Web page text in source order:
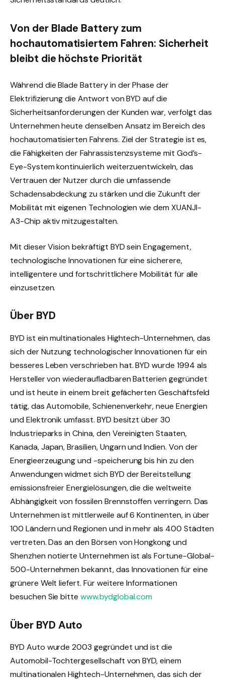
Von der Blade Battery zum
hochautomatisiertem Fahren: Sicherheit
bleibt die höchste Priorität
Während die Blade Battery in der Phase der
Elektrifizierung die Antwort von BYD auf die
Sicherheitsanforderungen der Kunden war, verfolgt das
Unternehmen heute denselben Ansatz im Bereich des
hochautomatisierten Fahrens. Ziel der Strategie ist es,
die Fähigkeiten der Fahrassistenzsysteme mit God’s-
Eye-System kontinuierlich weiterzuentwickeln, das
Vertrauen der Nutzer durch die umfassende
Schadensabdeckung zu stärken und die Zukunft der
Mobilität mit eigenen Technologien wie dem XUANJI-
A3-Chip aktiv mitzugestalten.
Mit dieser Vision bekräftigt BYD sein Engagement,
technologische Innovationen für eine sicherere,
intelligentere und fortschrittlichere Mobilität für alle
einzusetzen.
Über BYD
BYD ist ein multinationales Hightech-Unternehmen, das
sich der Nutzung technologischer Innovationen für ein
besseres Leben verschrieben hat. BYD wurde 1994 als
Hersteller von wiederaufladbaren Batterien gegründet
und ist heute in einem breit gefächerten Geschäftsfeld
tätig, das Automobile, Schienenverkehr, neue Energien
und Elektronik umfasst. BYD besitzt über 30
Industrieparks in China, den Vereinigten Staaten,
Kanada, Japan, Brasilien, Ungarn und Indien. Von der
Energieerzeugung und -speicherung bis hin zu den
Anwendungen widmet sich BYD der Bereitstellung
emissionsfreier Energielösungen, die die weltweite
Abhängigkeit von fossilen Brennstoffen verringern. Das
Unternehmen ist mittlerweile auf 6 Kontinenten, in über
100 Ländern und Regionen und in mehr als 400 Städten
vertreten. Das an den Börsen von Hongkong und
Shenzhen notierte Unternehmen ist als Fortune-Global-
500-Unternehmen bekannt, das Innovationen für eine
grünere Welt liefert. Für weitere Informationen
besuchen Sie bittewww.bydglobal.com
Über BYD Auto
BYD Auto wurde 2003 gegründet und ist die
Automobil-Tochtergesellschaft von BYD, einem
multinationalen Hightech-Unternehmen, das sich der